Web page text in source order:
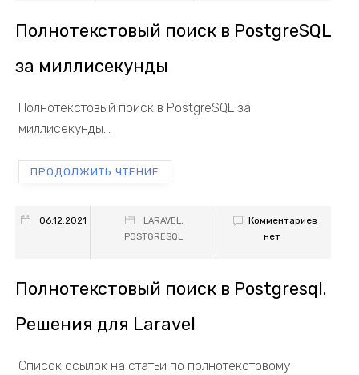
Полнотекстовый поиск в PostgreSQL
за миллисекунды
Полнотекстовый поиск в PostgreSQL за
миллисекунды...
ПРОДОЛЖИТЬ ЧТЕНИЕ
06.12.2021 LARAVEL,
POSTGRESQL
Комментариев
нет
Полнотекстовый поиск в Postgresql.
Решения для Laravel
Список ссылок на статьи по полнотекстовому